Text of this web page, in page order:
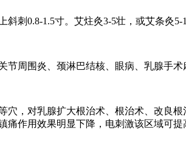
刺0.8-1.5寸。艾炷灸3-5壮，或艾条灸5-
周围炎、颈淋巴结核、眼病、乳腺手术
，对乳腺扩大根治术、根治术、改良
作用效果明显下降，电刺激该区域可